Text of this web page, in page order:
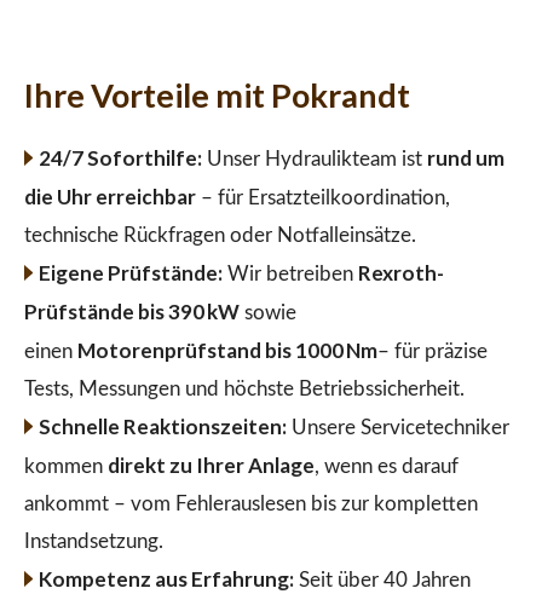
Ihre Vorteile mit Pokrandt
24/7 Soforthilfe:Unser Hydraulikteam ist rund um
die Uhr erreichbar – für Ersatzteilkoordination,
technische Rückfragen oder Notfalleinsätze.
Eigene Prüfstände:Wir betreiben Rexroth-
Prüfstände bis 390 kW sowie
einen Motorenprüfstand bis 1000 Nm– für präzise
Tests, Messungen und höchste Betriebssicherheit.
Schnelle Reaktionszeiten:Unsere Servicetechniker
kommen direkt zu Ihrer Anlage, wenn es darauf
ankommt – vom Fehlerauslesen bis zur kompletten
Instandsetzung.
Kompetenz aus Erfahrung:Seit über 40 Jahren